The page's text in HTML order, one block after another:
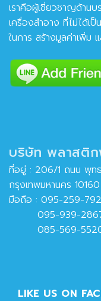
เราคือผู้เชี่ยวชาญด้าน
เครื่องสำอาง ที่ไม่ได้เ
ในการ สร้างมูลค่าเพิ่ม
บริษัท พลาสติ
ที่อยู่ : 206/1 ถนน พุท
กรุงเทพมหานคร 10160
มือถือ : 095-259-
095-939-
085-569-
LIKE US ON